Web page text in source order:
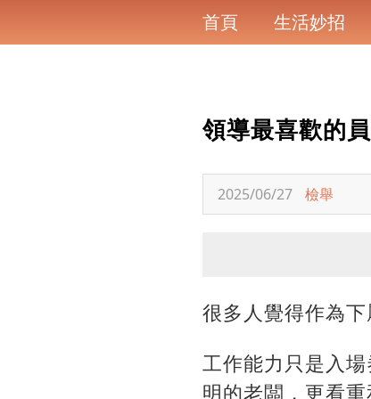
首頁 生活妙招
領導最喜歡的
2025/06/27 檢舉
很多人覺得作為
工作能力只是入
明的老闆，更看重